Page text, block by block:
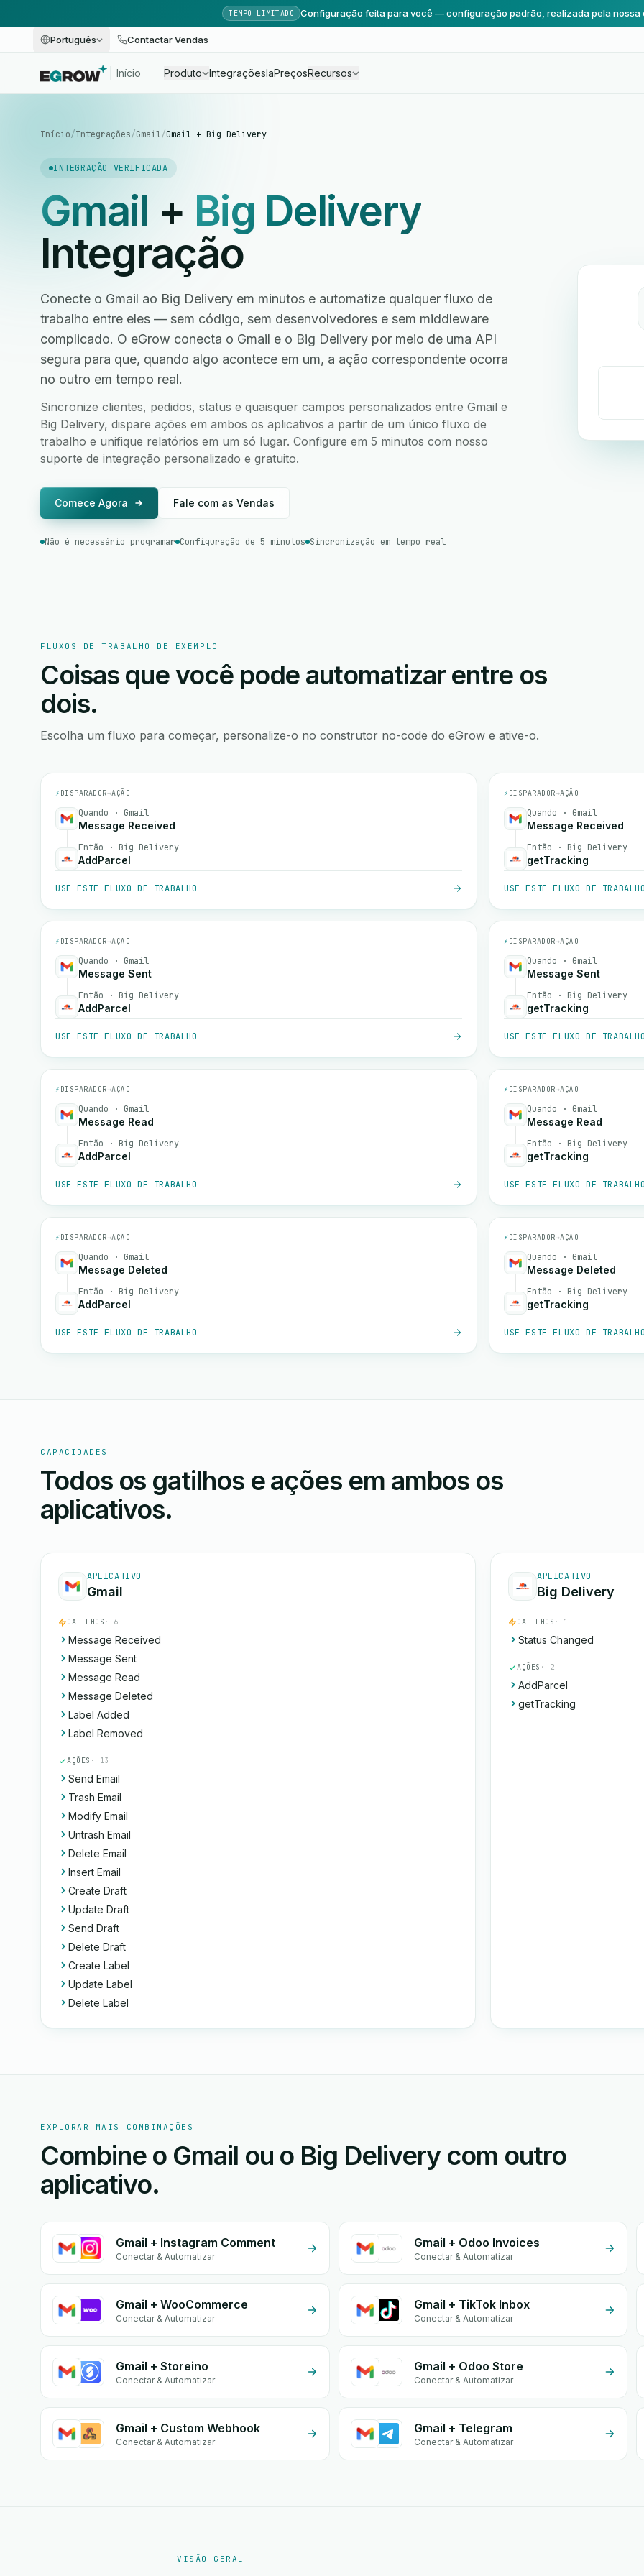
TEMPO LIMITADO Configuração feita para você — configuração padrão, realizada pela nossa
Português Contactar Vendas
Início Produto IntegraçõesIaPreçosRecursos
Início/Integrações/Gmail/Gmail + Big Delivery
INTEGRAÇÃO VERIFICADA
Gmail + Big Delivery
Integração
Conecte o Gmail ao Big Delivery em minutos e automatize qualquer fluxo de
trabalho entre eles — sem código, sem desenvolvedores e sem middleware
complicado. O eGrow conecta o Gmail e o Big Delivery por meio de uma API
segura para que, quando algo acontece em um, a ação correspondente ocorra
no outro em tempo real.
Sincronize clientes, pedidos, status e quaisquer campos personalizados entre Gmail e
Big Delivery, dispare ações em ambos os aplicativos a partir de um único fluxo de
trabalho e unifique relatórios em um só lugar. Configure em 5 minutos com nosso
suporte de integração personalizado e gratuito.
Comece Agora Fale com as Vendas
Não é necessário programar Configuração de 5 minutos Sincronização em tempo real
FLUXOS DE TRABALHO DE EXEMPLO
Coisas que você pode automatizar entre os
dois.
Escolha um fluxo para começar, personalize-o no construtor no-code do eGrow e ative-o.
⚡ DISPARADOR→AÇÃO
Quando · Gmail
Message Received
Então · Big Delivery
AddParcel
USE ESTE FLUXO DE TRABALHO
⚡ DISPARADOR→AÇÃO
Quando · Gmail
Message Received
Então · Big Delivery
getTracking
USE ESTE FLUXO DE
⚡ DISPARADOR→AÇÃO
Quando · Gmail
Message Sent
Então · Big Delivery
AddParcel
USE ESTE FLUXO DE TRABALHO
⚡ DISPARADOR→AÇÃO
Quando · Gmail
Message Sent
Então · Big Delivery
getTracking
USE ESTE FLUXO DE
⚡ DISPARADOR→AÇÃO
Quando · Gmail
Message Read
Então · Big Delivery
AddParcel
USE ESTE FLUXO DE TRABALHO
⚡ DISPARADOR→AÇÃO
Quando · Gmail
Message Read
Então · Big Delivery
getTracking
USE ESTE FLUXO DE
⚡ DISPARADOR→AÇÃO
Quando · Gmail
Message Deleted
Então · Big Delivery
AddParcel
USE ESTE FLUXO DE TRABALHO
⚡ DISPARADOR→AÇÃO
Quando · Gmail
Message Deleted
Então · Big Delivery
getTracking
USE ESTE FLUXO DE
CAPACIDADES
Todos os gatilhos e ações em ambos os
aplicativos.
APLICATIVO
Gmail
GATILHOS · 6
Message Received
Message Sent
Message Read
Message Deleted
Label Added
Label Removed
AÇÕES · 13
Send Email
Trash Email
Modify Email
Untrash Email
Delete Email
Insert Email
Create Draft
Update Draft
Send Draft
Delete Draft
Create Label
Update Label
Delete Label
APLICATIVO
Big Delivery
GATILHOS · 1
Status Changed
AÇÕES · 2
AddParcel
getTracking
EXPLORAR MAIS COMBINAÇÕES
Combine o Gmail ou o Big Delivery com outro
aplicativo.
Gmail + Instagram Comment
Conectar & Automatizar
Gmail + Odoo Invoices
Conectar & Automatizar
Gmail + WooCommerce
Conectar & Automatizar
Gmail + TikTok Inbox
Conectar & Automatizar
Gmail + Storeino
Conectar & Automatizar
Gmail + Odoo Store
Conectar & Automatizar
Gmail + Custom Webhook
Conectar & Automatizar
Gmail + Telegram
Conectar & Automatizar
VISÃO GERAL